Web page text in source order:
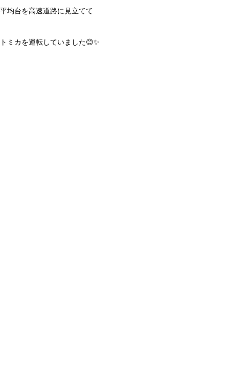
平均台を高速道路に見立てて
トミカを運転していました😊✨